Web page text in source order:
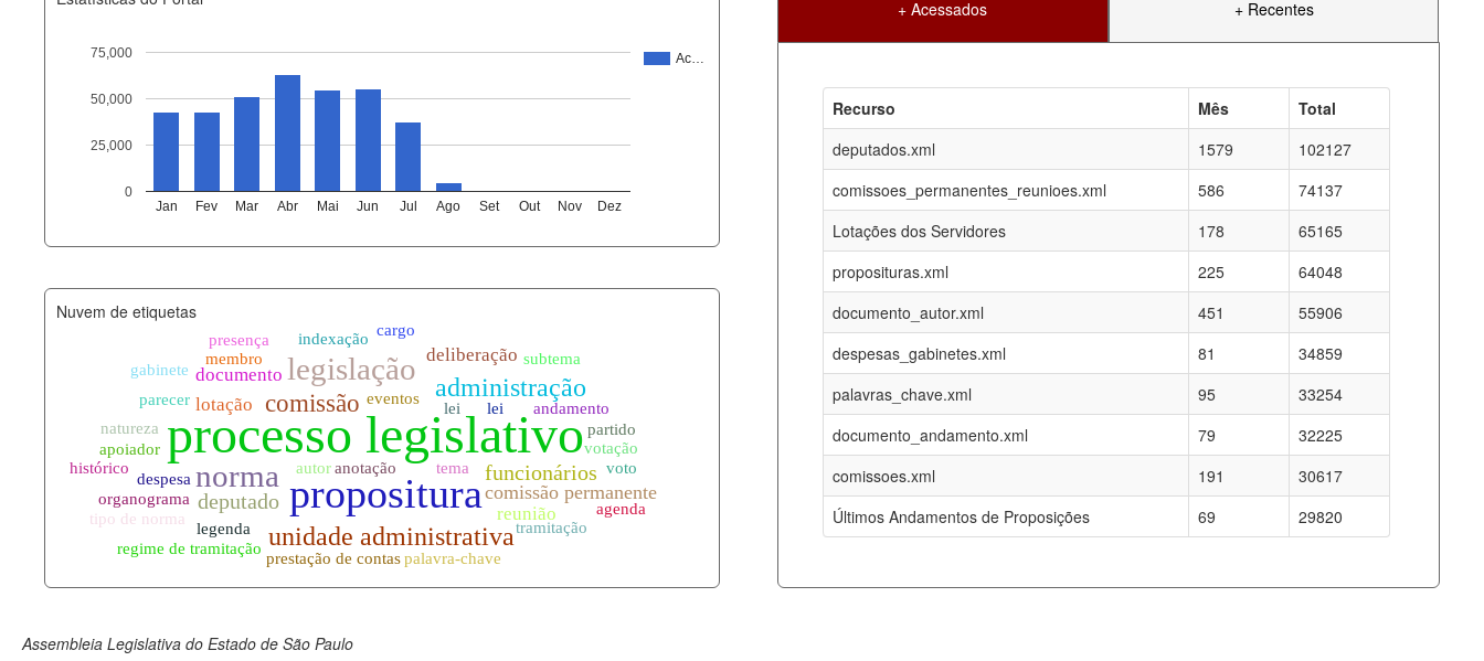
Ac…
Jan Fev Mar Abr Mai Jun Jul Ago Set Out Nov Dez
0
25,000
50,000
75,000
+ Acessados + Recentes
Recurso Mês
Total
deputados.xml
1579
102127
comissoes_permanentes_reunioes.xml
586
74137
Lotações dos Servidores
178
65165
proposituras.xml
225
64048
documento_autor.xml
451
55906
despesas_gabinetes.xml
81
34859
palavras_chave.xml
95
33254
documento_andamento.xml
79
32225
comissoes.xml
191
30617
Últimos Andamentos de Proposições
69 29820
documento_andamento_atual.xml
06-08-2026
agenda_eventos.xml
06-08-2026
comissoes_permanentes_votacoes.xml
documento_andamento.xml
06-08-2026
palavras_chave.xml
06-08-2026
legislacao_normas.xml
06-08-2026
legislacao_norma_anotacoes.xml
06-08-2026
Nuvem de etiquetas
Assembleia Legislativa do Estado de São Paulo